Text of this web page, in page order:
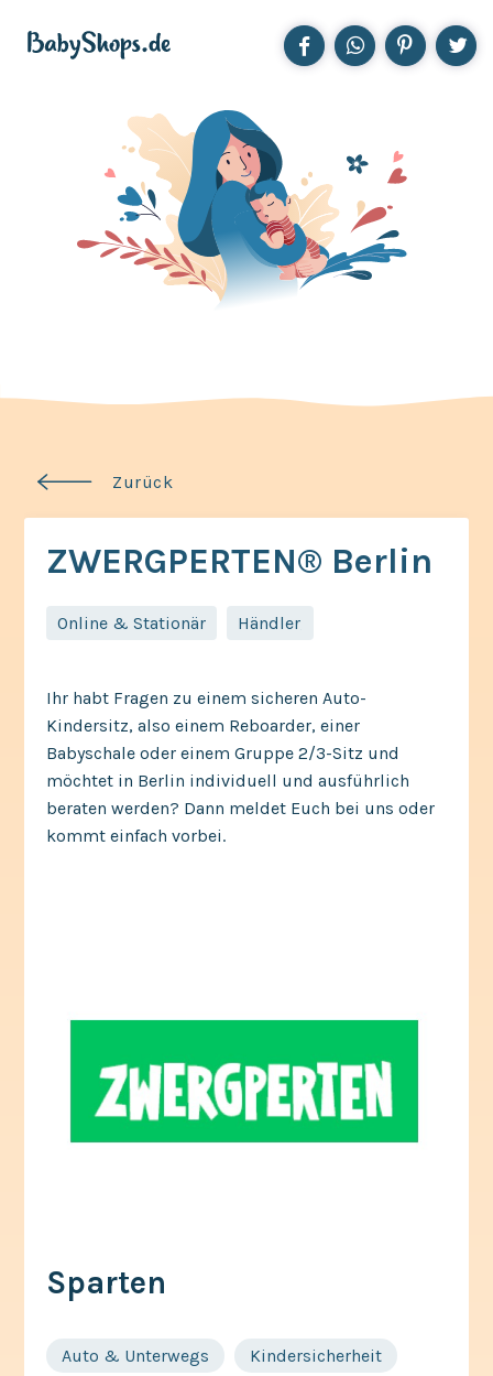
Zurück
ZWERGPERTEN® Berlin
Online & Stationär Händler,
Ihr habt Fragen zu einem sicheren Auto-
Kindersitz, also einem Reboarder, einer
Babyschale oder einem Gruppe 2/3-Sitz und
möchtet in Berlin individuell und ausführlich
beraten werden? Dann meldet Euch bei uns oder
kommt einfach vorbei.
Sparten
Auto & Unterwegs Kindersicherheit